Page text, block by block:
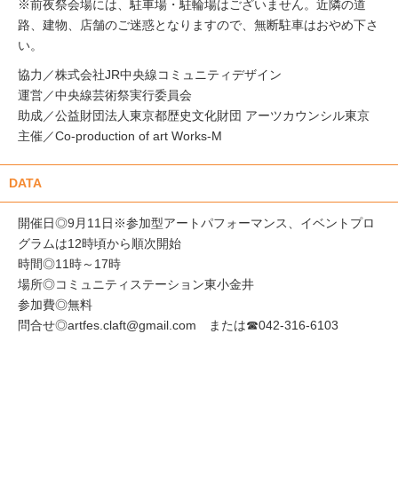
※前夜祭会場には、駐車場・駐輪場はございません。近隣の道
路、建物、店舗のご迷惑となりますので、無断駐車はおやめ下さ
い。
協力／株式会社JR中央線コミュニティデザイン
運営／中央線芸術祭実行委員会
助成／公益財団法人東京都歴史文化財団 アーツカウンシル東京
主催／Co-production of art Works-M
DATA
開催日◎9月11日※参加型アートパフォーマンス、イベントプロ
グラムは12時頃から順次開始
時間◎11時～17時
場所◎コミュニティステーション東小金井
参加費◎無料
問合せ◎artfes.claft@gmail.com または☎042-316-6103